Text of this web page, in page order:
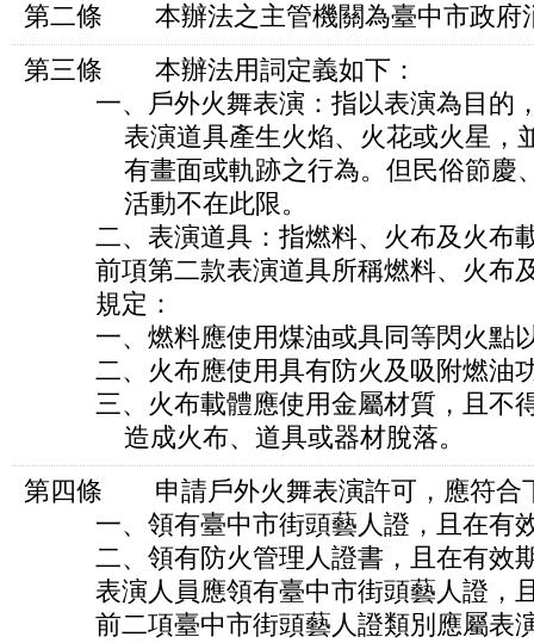
第二條 本辦法之主管機關為臺中市政府
第三條 本辦法用詞定義如下：
一、戶外火舞表演：指以表演為目的，
表演道具產生火焰、火花或火星，並
有畫面或軌跡之行為。但民俗節慶、
活動不在此限。
二、表演道具：指燃料、火布及火布
前項第二款表演道具所稱燃料、火布及
規定：
一、燃料應使用煤油或具同等閃火點
二、火布應使用具有防火及吸附燃油
三、火布載體應使用金屬材質，且不得
造成火布、道具或器材脫落。
第四條 申請戶外火舞表演許可，應符合
一、領有臺中市街頭藝人證，且在有
二、領有防火管理人證書，且在有效
表演人員應領有臺中市街頭藝人證，
前二項臺中市街頭藝人證類別應屬表演